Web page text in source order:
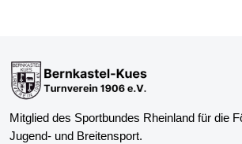
Mitglied des Sportbundes Rheinland für die
Jugend- und Breitensport.